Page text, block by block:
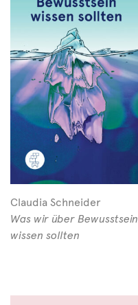
Claudia Schneider
Was wir über Bewusstsein
wissen sollten